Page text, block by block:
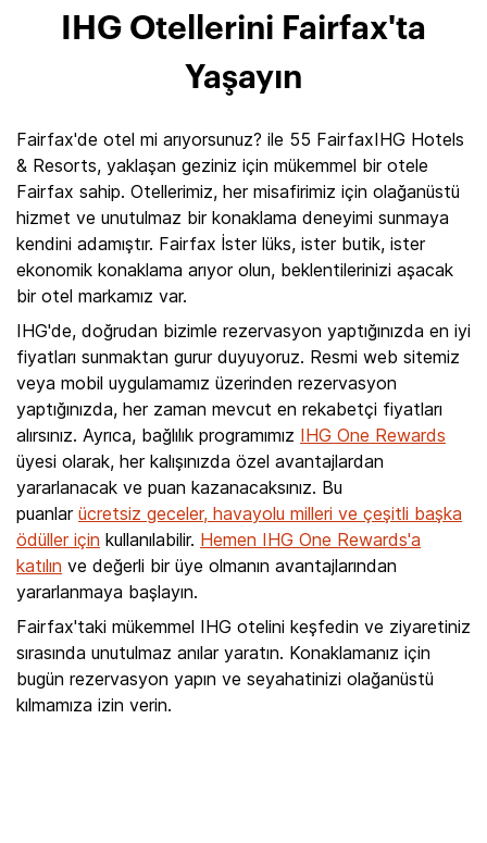
IHG Otellerini Fairfax'ta
Yaşayın
Fairfax'de otel mi arıyorsunuz? ile 55 FairfaxIHG Hotels
& Resorts, yaklaşan geziniz için mükemmel bir otele
Fairfax sahip. Otellerimiz, her misafirimiz için olağanüstü
hizmet ve unutulmaz bir konaklama deneyimi sunmaya
kendini adamıştır. Fairfax İster lüks, ister butik, ister
ekonomik konaklama arıyor olun, beklentilerinizi aşacak
bir otel markamız var.
IHG'de, doğrudan bizimle rezervasyon yaptığınızda en iyi
fiyatları sunmaktan gurur duyuyoruz. Resmi web sitemiz
veya mobil uygulamamız üzerinden rezervasyon
yaptığınızda, her zaman mevcut en rekabetçi fiyatları
alırsınız. Ayrıca, bağlılık programımız IHG One Rewards
üyesi olarak, her kalışınızda özel avantajlardan
yararlanacak ve puan kazanacaksınız. Bu
puanlar ücretsiz geceler, havayolu milleri ve çeşitli başka
ödüller için kullanılabilir. Hemen IHG One Rewards'a
katılın ve değerli bir üye olmanın avantajlarından
yararlanmaya başlayın.
Fairfax'taki mükemmel IHG otelini keşfedin ve ziyaretiniz
sırasında unutulmaz anılar yaratın. Konaklamanız için
bugün rezervasyon yapın ve seyahatinizi olağanüstü
kılmamıza izin verin.